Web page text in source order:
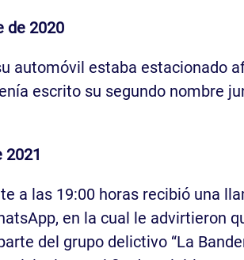
de 2020
automóvil estaba estacionado
escrito su segundo nombre
2021
a las 19:00 horas recibió una
en la cual le advirtieron
del grupo delictivo “La